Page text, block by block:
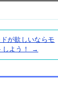
が欲しいならモ
しよう！ →